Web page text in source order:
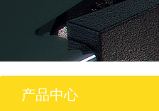
产品中心